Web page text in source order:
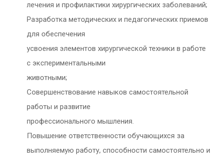
лечения и профилактики хирургических заболеваний;
Разработка методических и педагогических приемов
для обеспечения
усвоения элементов хирургической техники в работе
с экспериментальными
животными;
Совершенствование навыков самостоятельной
работы и развитие
профессионального мышления.
Повышение ответственности обучающихся за
выполняемую работу, способности самостоятельно и